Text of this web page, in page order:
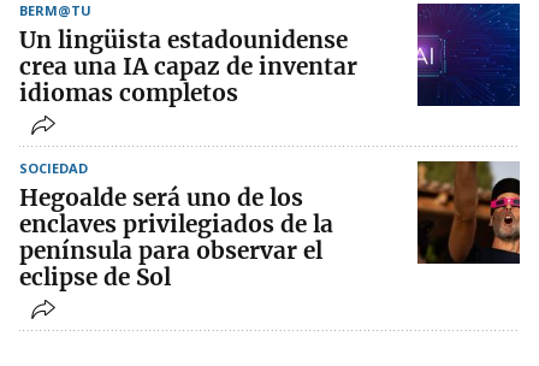
BERM@TU
Un lingüista estadounidense
crea una IA capaz de inventar
idiomas completos
SOCIEDAD
Hegoalde será uno de los
enclaves privilegiados de la
península para observar el
eclipse de Sol